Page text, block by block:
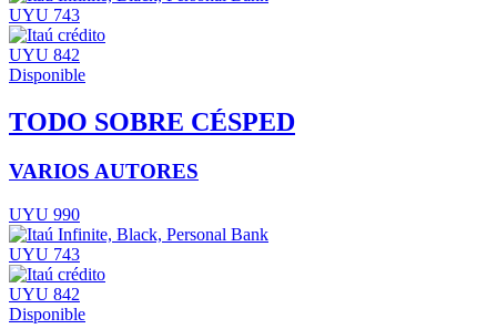
UYU 743
UYU 842
Disponible
TODO SOBRE CÉSPED
VARIOS AUTORES
UYU 990
UYU 743
UYU 842
Disponible